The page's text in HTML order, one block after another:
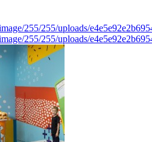
255/255/uploads/
255/255/uploads/